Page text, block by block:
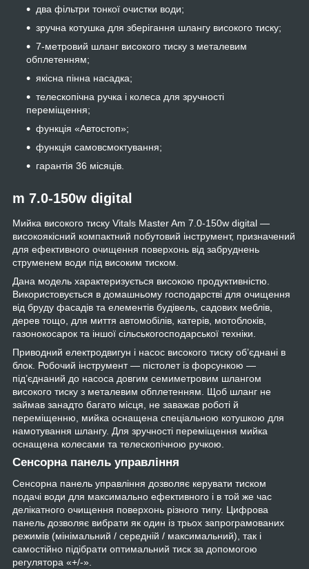
два фільтри тонкої очистки води;
зручна котушка для зберігання шлангу високого тиску;
7-метровий шланг високого тиску з металевим
обплетенням;
якісна пінна насадка;
телескопічна ручка і колеса для зручності
переміщення;
функція «Автостоп»;
функція самовсмоктування;
гарантія 36 місяців.
m 7.0-150w digital
Мийка високого тиску Vitals Master Am 7.0-150w digital —
високоякісний компактний побутовий інструмент, призначений
для ефективного очищення поверхонь від забруднень
струменем води під високим тиском.
Дана модель характеризується високою продуктивністю.
Використовується в домашньому господарстві для очищення
від бруду фасадів та елементів будівель, садових меблів,
дерев тощо, для миття автомобілів, катерів, мотоблоків,
газонокосарок та іншої сільськогосподарської техніки.
Приводний електродвигун і насос високого тиску об’єднані в
блок. Робочий інструмент — пістолет із форсункою —
під’єднаний до насоса довгим семиметровим шлангом
високого тиску з металевим обплетенням. Щоб шланг не
займав занадто багато місця, не заважав роботі й
переміщенню, мийка оснащена спеціальною котушкою для
намотування шлангу. Для зручності переміщення мийка
оснащена колесами та телескопічною ручкою.
Сенсорна панель управління
Сенсорна панель управління дозволяє керувати тиском
подачі води для максимально ефективного і в той же час
делікатного очищення поверхонь різного типу. Цифрова
панель дозволяє вибрати як один із трьох запрограмованих
режимів (мінімальний / середній / максимальний), так і
самостійно підібрати оптимальний тиск за допомогою
регулятора «+/-».